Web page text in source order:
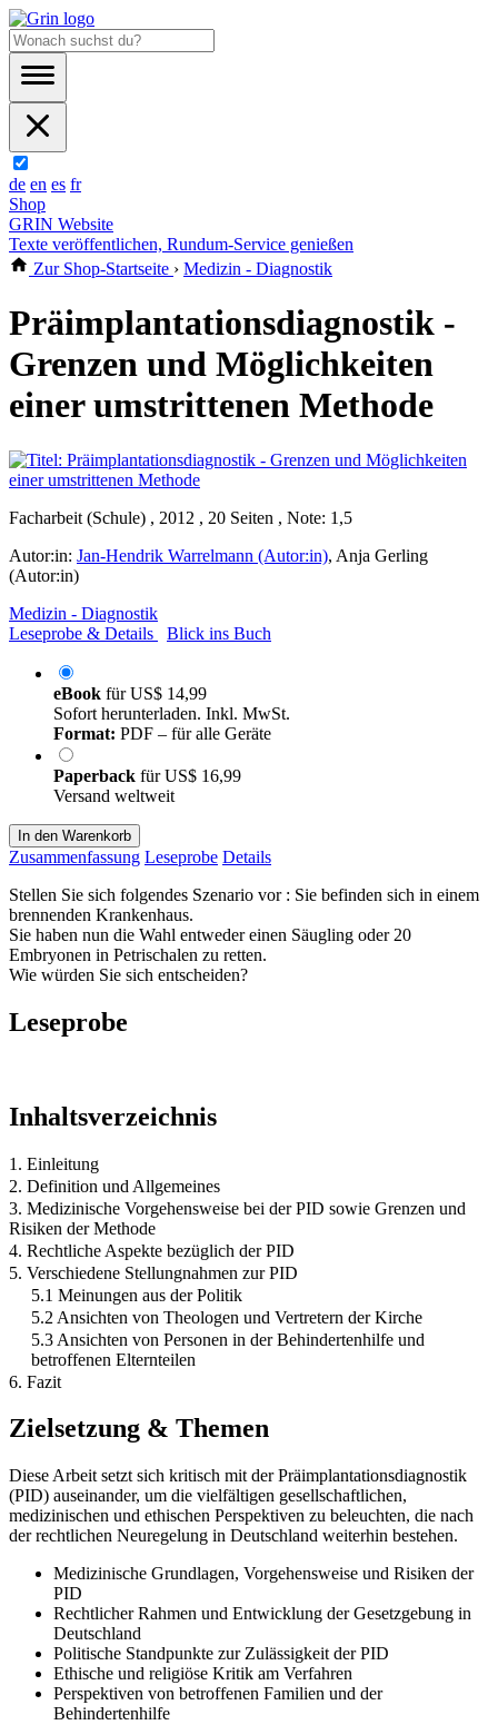
de en es fr
Shop
GRIN Website
Texte veröffentlichen, Rundum-Service genießen
Zur Shop-Startseite › Medizin - Diagnostik
Präimplantationsdiagnostik -
Grenzen und Möglichkeiten
einer umstrittenen Methode
Facharbeit (Schule) , 2012 , 20 Seiten , Note: 1,5
Autor:in: Jan-Hendrik Warrelmann (Autor:in), Anja Gerling
(Autor:in)
Medizin - Diagnostik
Leseprobe & Details
Blick ins Buch
eBook fürUS$ 14,99
Sofort herunterladen. Inkl. MwSt.
Format: PDF – für alle Geräte
Paperback fürUS$ 16,99
Versand weltweit
In den Warenkorb
Zusammenfassung Leseprobe Details
Stellen Sie sich folgendes Szenario vor : Sie befinden sich in einem
brennenden Krankenhaus.
Sie haben nun die Wahl entweder einen Säugling oder 20
Embryonen in Petrischalen zu retten.
Wie würden Sie sich entscheiden?
Leseprobe
Inhaltsverzeichnis
1. Einleitung
2. Definition und Allgemeines
3. Medizinische Vorgehensweise bei der PID sowie Grenzen und
Risiken der Methode
4. Rechtliche Aspekte bezüglich der PID
5. Verschiedene Stellungnahmen zur PID
5.1 Meinungen aus der Politik
5.2 Ansichten von Theologen und Vertretern der Kirche
5.3 Ansichten von Personen in der Behindertenhilfe und
betroffenen Elternteilen
6. Fazit
Zielsetzung & Themen
Diese Arbeit setzt sich kritisch mit der Präimplantationsdiagnostik
(PID) auseinander, um die vielfältigen gesellschaftlichen,
medizinischen und ethischen Perspektiven zu beleuchten, die nach
der rechtlichen Neuregelung in Deutschland weiterhin bestehen.
Medizinische Grundlagen, Vorgehensweise und Risiken der
PID
Rechtlicher Rahmen und Entwicklung der Gesetzgebung in
Deutschland
Politische Standpunkte zur Zulässigkeit der PID
Ethische und religiöse Kritik am Verfahren
Perspektiven von betroffenen Familien und der
Behindertenhilfe